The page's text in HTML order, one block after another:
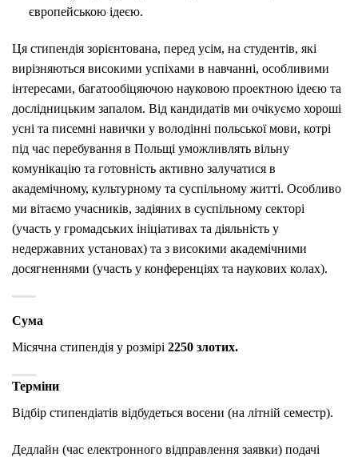
європейською ідеєю.
Ця стипендія зорієнтована, перед усім, на студентів, які
вирізняються високими успіхами в навчанні, особливими
інтересами, багатообіцяючою науковою проектною ідеєю та
дослідницьким запалом. Від кандидатів ми очікуємо хороші
усні та писемні навички у володінні польської мови, котрі
під час перебування в Польщі уможливлять вільну
комунікацію та готовність активно залучатися в
академічному, культурному та суспільному житті. Особливо
ми вітаємо учасників, задіяних в суспільному секторі
(участь у громадських ініціативах та діяльність у
недержавних установах) та з високими академічними
досягненнями (участь у конференціях та наукових колах).
Сума
Місячна стипендія у розмірі 2250 злотих.
Терміни
Відбір стипендіатів відбудеться восени (на літній семестр).
Дедлайн (час електронного відправлення заявки) подачі